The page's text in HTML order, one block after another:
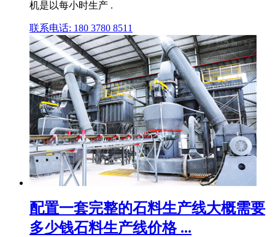
机是以每小时生产 .
联系电话: 180 3780 8511
配置一套完整的石料生产线大概需要
多少钱石料生产线价格 ...